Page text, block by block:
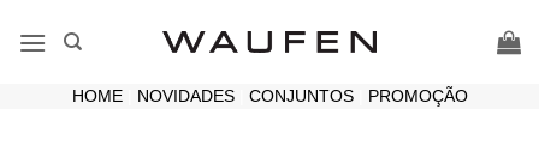
HOME| NOVIDADES| CONJUNTOS| PROMOÇÃO